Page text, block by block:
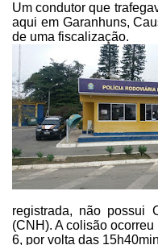
Um condutor que
aqui emGaranhuns, C
de uma fiscalização.
registrada, não possui
(CNH). A colisão
6, por volta das